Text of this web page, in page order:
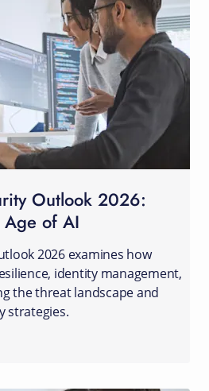
Outlook 2026:
Age of AI
2026 examines how
identity management,
the threat landscape and
strategies.